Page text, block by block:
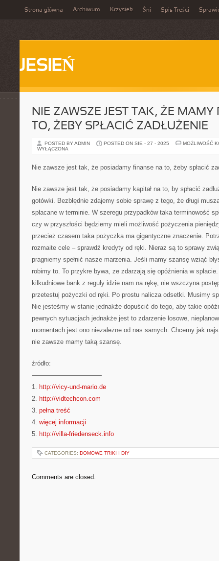
Strona główna Archiwum Krzysiek Śni Spis Treści
JESIEŃ
NIE ZAWSZE JEST TAK, ŻE MAMY
TO, ŻEBY SPŁACIĆ ZADŁUŻENIE
POSTED BY ADMIN POSTED ON SIE - 27 - 2025
MOŻLIWOŚĆ
WYŁĄCZONA
Nie zawsze jest tak, że posiadamy finanse na to, żeby spłacić
Nie zawsze jest tak, że posiadamy kapitał na to, by spłacić
gotówki. Bezbłędnie zdajemy sobie sprawę z tego, że długi
spłacane w terminie. W szeregu przypadków taka terminowość
czy w przyszłości będziemy mieli możliwość pożyczenia
przecież czasem taka pożyczka ma gigantyczne znaczenie.
rozmaite cele – sprawdź kredyty od ręki. Nieraz są to sprawy
pragniemy spełnić nasze marzenia. Jeśli mamy szansę wziąć
robimy to. To przykre bywa, ze zdarzają się opóźnienia w
kilkudniowe bank z reguły idzie nam na rękę, nie wszczyna
przetestuj pożyczki od ręki. Po prostu nalicza odsetki. Musimy
Nie jesteśmy w stanie jednakże dopuścić do tego, aby takie
pewnych sytuacjach jednakże jest to zdarzenie losowe,
momentach jest ono niezależne od nas samych. Chcemy jak
nie zawsze mamy taką szansę.
źródło:
———————————
1. http://vicy-und-mario.de
2. http://vidtechcon.com
3. pełna treść
4. więcej informacji
5. http://villa-friedenseck.info
CATEGORIES: DOMOWE TRIKI I DIY
Comments are closed.